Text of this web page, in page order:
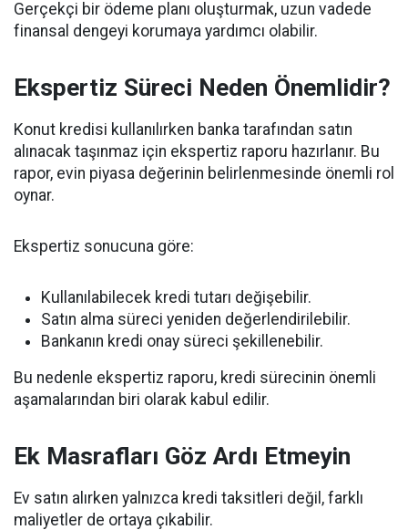
Gerçekçi bir ödeme planı oluşturmak, uzun vadede
finansal dengeyi korumaya yardımcı olabilir.
Ekspertiz Süreci Neden Önemlidir?
Konut kredisi kullanılırken banka tarafından satın
alınacak taşınmaz için ekspertiz raporu hazırlanır. Bu
rapor, evin piyasa değerinin belirlenmesinde önemli rol
oynar.
Ekspertiz sonucuna göre:
Kullanılabilecek kredi tutarı değişebilir.
Satın alma süreci yeniden değerlendirilebilir.
Bankanın kredi onay süreci şekillenebilir.
Bu nedenle ekspertiz raporu, kredi sürecinin önemli
aşamalarından biri olarak kabul edilir.
Ek Masrafları Göz Ardı Etmeyin
Ev satın alırken yalnızca kredi taksitleri değil, farklı
maliyetler de ortaya çıkabilir.